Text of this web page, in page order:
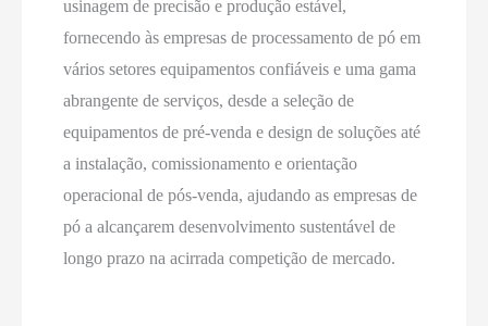
usinagem de precisão e produção estável,
fornecendo às empresas de processamento de pó em
vários setores equipamentos confiáveis e uma gama
abrangente de serviços, desde a seleção de
equipamentos de pré-venda e design de soluções até
a instalação, comissionamento e orientação
operacional de pós-venda, ajudando as empresas de
pó a alcançarem desenvolvimento sustentável de
longo prazo na acirrada competição de mercado.